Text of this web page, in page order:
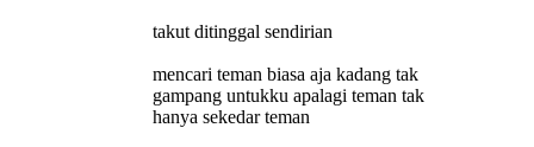
takut ditinggal sendirian
mencari teman biasa aja kadang tak
gampang untukku apalagi teman tak
hanya sekedar teman